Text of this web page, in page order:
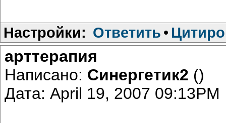
Настройки: Ответить •
арттерапия
Написано: Синергетик2 ()
Дата: April 19, 2007 09:13PM